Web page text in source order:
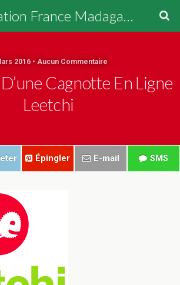
Association France Madagascar
2016 • Aucun Commentaire
Cagnotte En Ligne
Leetchi
Épingler E-mail SMS